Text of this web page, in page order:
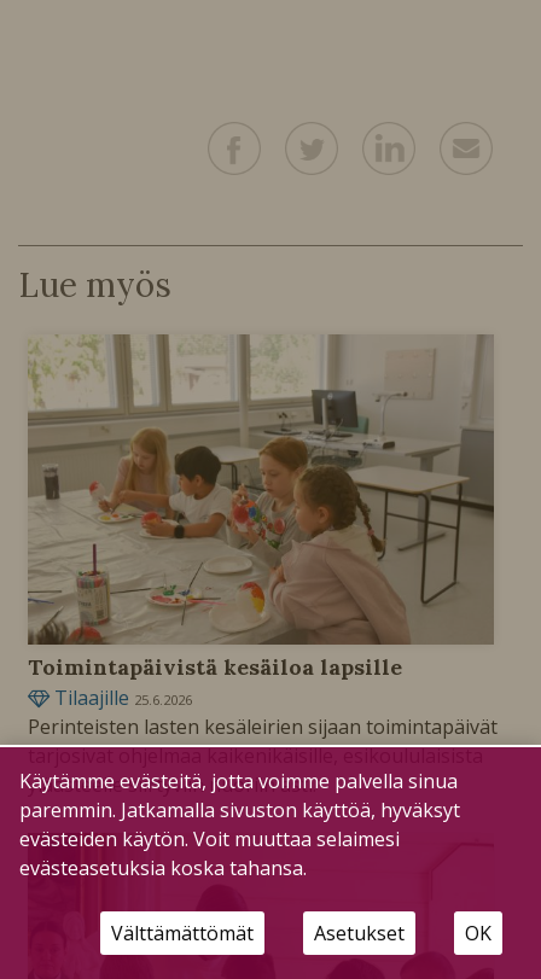
Lue myös
Toimintapäivistä kesäiloa lapsille
Tilaajille 25.6.2026
Perinteisten lasten kesäleirien sijaan toimintapäivät
tarjosivat ohjelmaa kaikenikäisille, esikoululaisista
yläasteelle siirtyviin nuoriin asti.
Käytämme evästeitä, jotta voimme palvella sinua
paremmin. Jatkamalla sivuston käyttöä, hyväksyt
evästeiden käytön. Voit muuttaa selaimesi
evästeasetuksia koska tahansa.
Välttämättömät Asetukset OK